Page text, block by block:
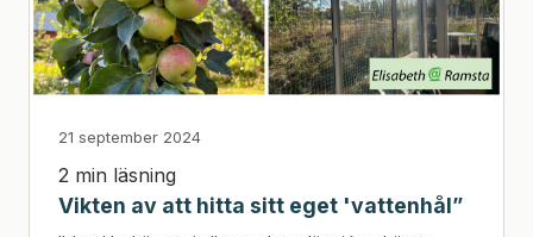
21 september 2024
2 min läsning
Vikten av att hitta sitt eget 'vattenhål”